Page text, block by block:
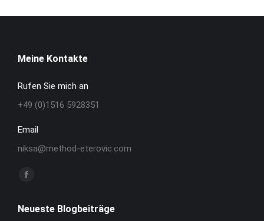
Meine Kontakte
Rufen Sie mich an
+49 (0)1516 5928351
Email
niksa@method-eterovic.com
Finden Sie uns auf:
Facebook
opens
Neueste Blogbeiträge